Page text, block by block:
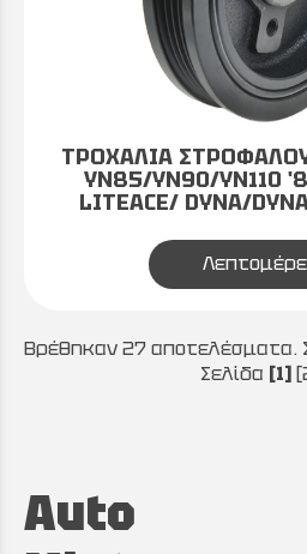
ΤΡΟΧΑΛΙΑ ΣΤΡΟΦΑΛΟΥ
ΥΝ85/ΥΝ90/ΥΝ110
LITEACE/ DYNA/
Βρέθηκαν 27 αποτελέσματα.
Σελίδα [1]
Auto